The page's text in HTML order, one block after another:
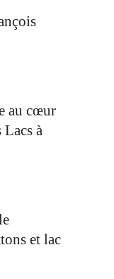
au cœur
à
et lac